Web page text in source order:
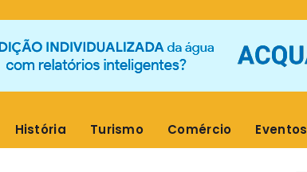
História Turismo Comércio Eventos